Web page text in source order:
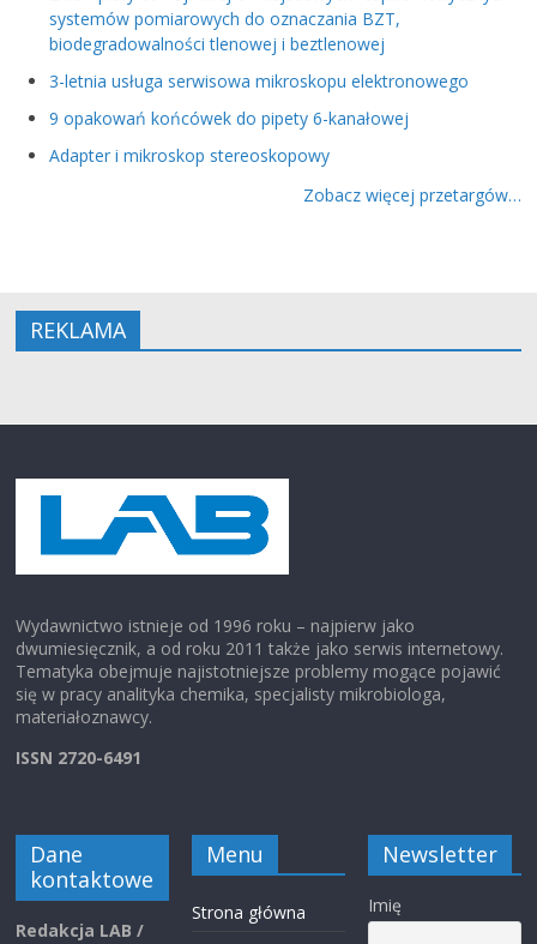
systemów pomiarowych do oznaczania BZT,
biodegradowalności tlenowej i beztlenowej
3-letnia usługa serwisowa mikroskopu elektronowego
9 opakowań końcówek do pipety 6-kanałowej
Adapter i mikroskop stereoskopowy
Zobacz więcej przetargów…
REKLAMA
Wydawnictwo istnieje od 1996 roku – najpierw jako
dwumiesięcznik, a od roku 2011 także jako serwis internetowy.
Tematyka obejmuje najistotniejsze problemy mogące pojawić
się w pracy analityka chemika, specjalisty mikrobiologa,
materiałoznawcy.
ISSN 2720-6491
Dane
kontaktowe
Redakcja LAB /
Menu
Strona główna
Newsletter
Imię